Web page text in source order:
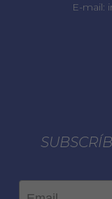
E-mail:
Email